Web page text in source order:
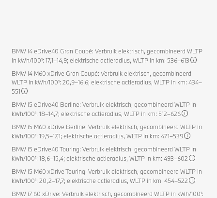
BMW i4 eDrive40 Gran Coupé: Verbruik elektrisch, gecombineerd WLTP
in kWh/100¹: 17,1–14,9; elektrische actieradius, WLTP in km: 536–613
BMW i4 M60 xDrive Gran Coupé: Verbruik elektrisch, gecombineerd
WLTP in kWh/100¹: 20,9–16,6; elektrische actieradius, WLTP in km: 434–
551
BMW i5 eDrive40 Berline: Verbruik elektrisch, gecombineerd WLTP in
kWh/100¹: 18–14,7; elektrische actieradius, WLTP in km: 512–626
BMW i5 M60 xDrive Berline: Verbruik elektrisch, gecombineerd WLTP in
kWh/100¹: 19,5–17,1; elektrische actieradius, WLTP in km: 471–539
BMW i5 eDrive40 Touring: Verbruik elektrisch, gecombineerd WLTP in
kWh/100¹: 18,6–15,4; elektrische actieradius, WLTP in km: 493–602
BMW i5 M60 xDrive Touring: Verbruik elektrisch, gecombineerd WLTP in
kWh/100¹: 20,2–17,7; elektrische actieradius, WLTP in km: 454–522
BMW i7 60 xDrive: Verbruik elektrisch, gecombineerd WLTP in kWh/100¹: